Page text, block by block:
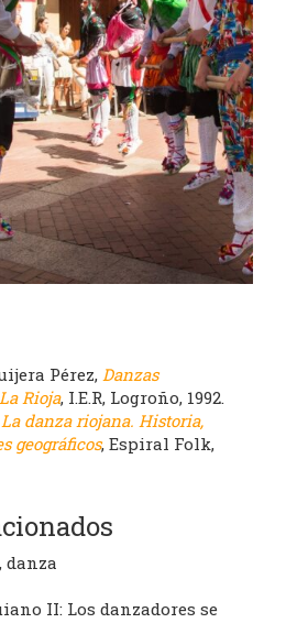
Pérez, Danzas
Rioja, I.E.R, Logroño, 1992.
La danza riojana. Historia,
geográficos, Espiral Folk,
danza
II: Los danzadores se